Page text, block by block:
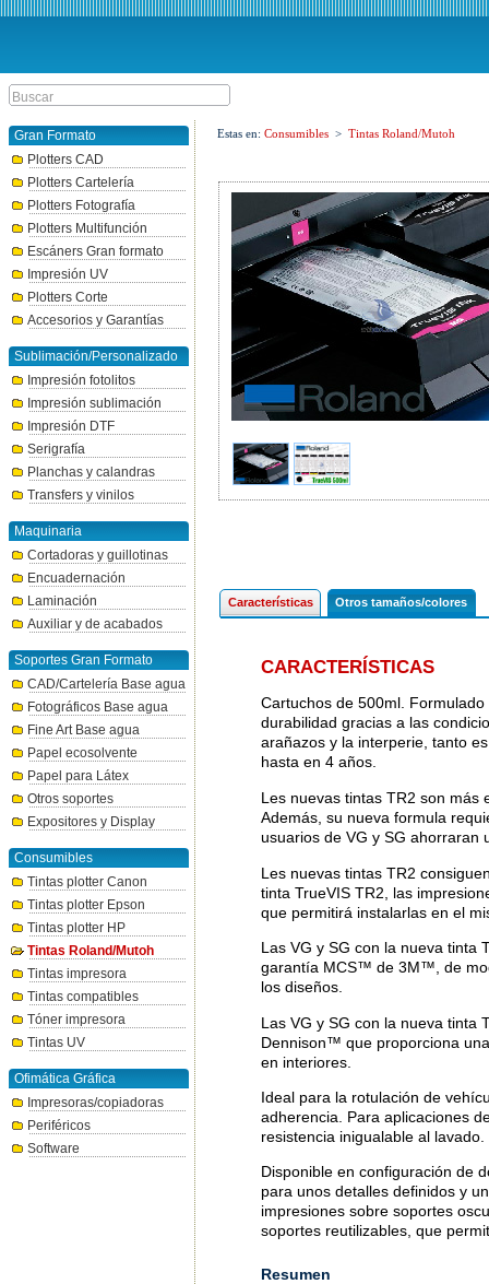
Gran Formato
Plotters CAD
Plotters Cartelería
Plotters Fotografía
Plotters Multifunción
Escáners Gran formato
Impresión UV
Plotters Corte
Accesorios y Garantías
Sublimación/Personalizado
Impresión fotolitos
Impresión sublimación
Impresión DTF
Serigrafía
Planchas y calandras
Transfers y vinilos
Maquinaria
Cortadoras y guillotinas
Encuadernación
Laminación
Auxiliar y de acabados
Soportes Gran Formato
CAD/Cartelería Base agua
Fotográficos Base agua
Fine Art Base agua
Papel ecosolvente
Papel para Látex
Otros soportes
Expositores y Display
Consumibles
Tintas plotter Canon
Tintas plotter Epson
Tintas plotter HP
Tintas Roland/Mutoh
Tintas impresora
Tintas compatibles
Tóner impresora
Tintas UV
Ofimática Gráfica
Impresoras/copiadoras
Periféricos
Software
Estas en: Consumibles > Tintas Roland/Mutoh
Características Otros tamaños/colores
CARACTERÍSTICAS
Cartuchos de 500ml.
durabilidad gracias a las
arañazos y la interperie, tanto
hasta en 4 años.
Les nuevas tintas TR2 son más
Además, su nueva formula
usuarios de VG y SG ahorraran
Les nuevas tintas TR2
tinta TrueVIS TR2, las
que permitirá instalarlas en el
Las VG y SG con la nueva tinta
garantía MCS™ de 3M™, de
los diseños.
Las VG y SG con la nueva tinta
Dennison™ que proporciona
en interiores.
Ideal para la rotulación de
adherencia. Para aplicaciones
resistencia inigualable al lavado.
Disponible en configuración de
para unos detalles definidos y
impresiones sobre soportes
soportes reutilizables, que
Resumen